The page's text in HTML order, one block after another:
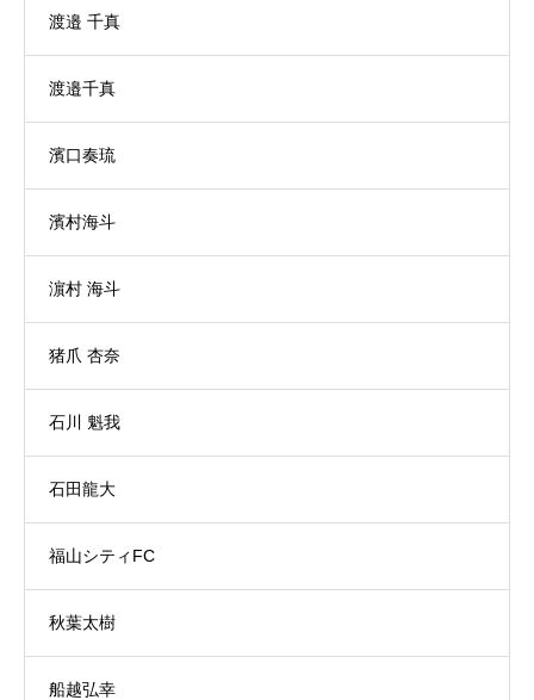
渡邉 千真
渡邉千真
濱口奏琉
濱村海斗
濵村 海斗
猪爪 杏奈
石川 魁我
石田龍大
福山シティFC
秋葉太樹
船越弘幸